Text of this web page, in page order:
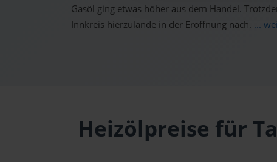
Gasöl ging etwas höher aus dem Handel.
Innkreis hierzulande in der Eröffnung nach. ...
Heizölpreise für